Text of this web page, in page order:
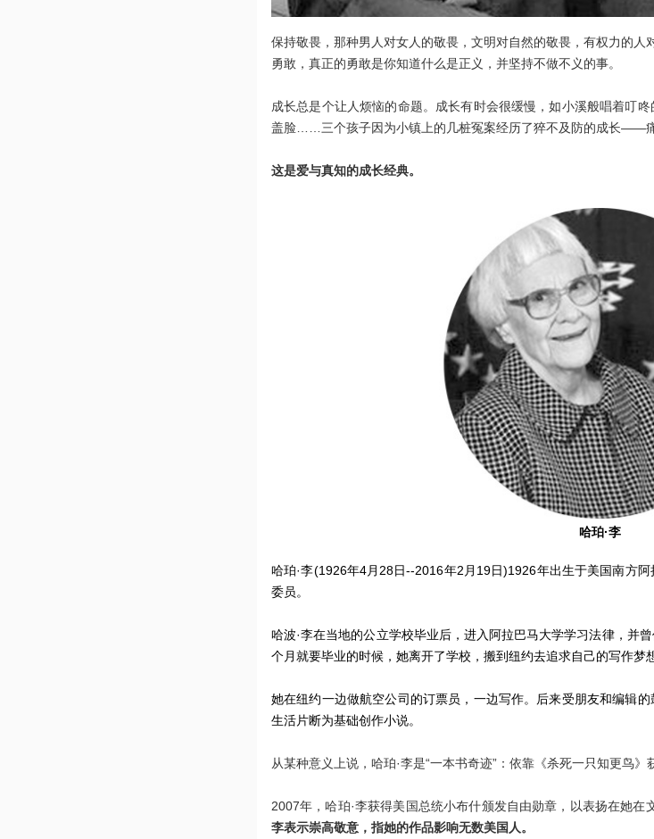
保持敬畏，那种男人对女人的敬畏，文明对自然的敬畏，有权力的
勇敢，真正的勇敢是你知道什么是正义，并坚持不做不义的事。
成长总是个让人烦恼的命题。成长有时会很缓慢，如小溪般唱着叮
盖脸……三个孩子因为小镇上的几桩冤案经历了猝不及防的成长——痛
这是爱与真知的成长经典。
哈珀·李
哈珀·李(1926年4月28日--2016年2月19日)1926年出生于美国南方
委员。
哈波·李在当地的公立学校毕业后，进入阿拉巴马大学学习法律，并
个月就要毕业的时候，她离开了学校，搬到纽约去追求自己的写作梦想
她在纽约一边做航空公司的订票员，一边写作。后来受朋友和编辑
生活片断为基础创作小说。
从某种意义上说，哈珀·李是“一本书奇迹”：依靠《杀死一只知更鸟》
2007年，哈珀·李获得美国总统小布什颁发自由勋章，以表扬在她在
李表示崇高敬意，指她的作品影响无数美国人。